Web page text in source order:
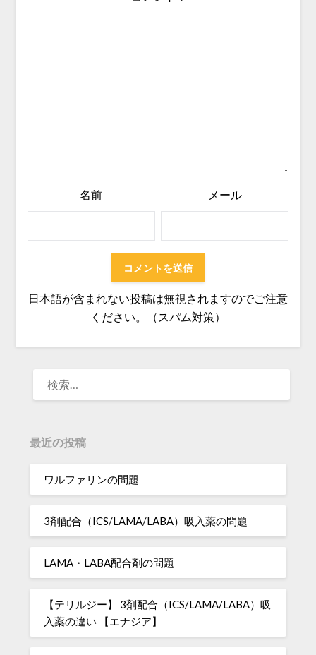
名前 メール
日本語が含まれない投稿は無視されますのでご注意
ください。（スパム対策）
最近の投稿
ワルファリンの問題
3剤配合（ICS/LAMA/LABA）吸入薬の問題
LAMA・LABA配合剤の問題
【テリルジー】 3剤配合（ICS/LAMA/LABA）吸
入薬の違い 【エナジア】